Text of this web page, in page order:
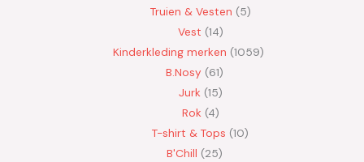
Truien & Vesten 5
Vest 14
Kinderkleding merken 1059
B.Nosy 61
Jurk 15
Rok 4
T-shirt & Tops 10
B'Chill 25